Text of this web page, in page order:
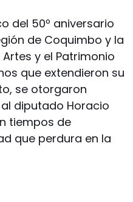
del 50º aniversario
de Coquimbo y la
y el Patrimonio
que extendieron su
se otorgaron
diputado Horacio
tiempos de
que perdura en la